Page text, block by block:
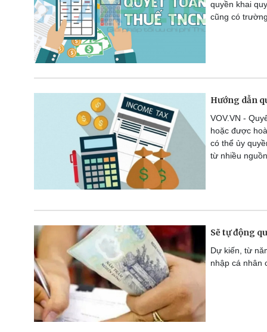
quyền khai
cũng có
Hướng dẫn
VOV.VN -
hoặc được
có thể ủy
từ nhiều
Sẽ tự động
Dự kiến, từ
nhập cá nhân